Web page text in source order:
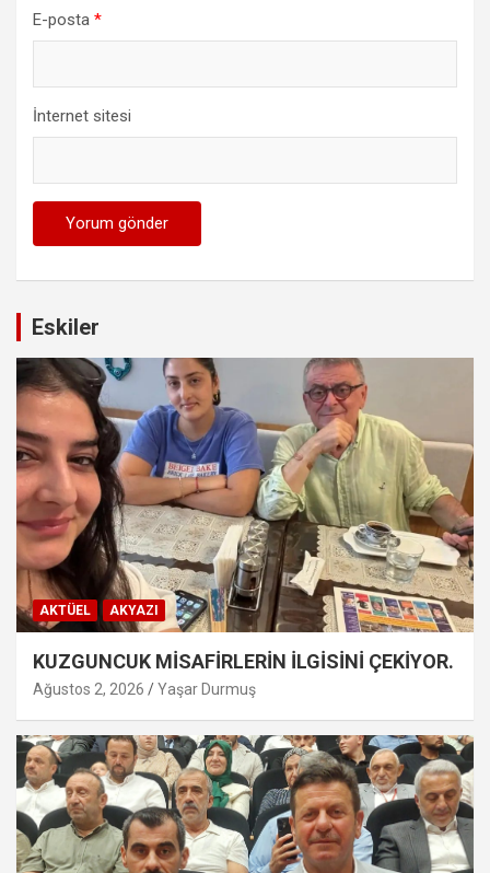
E-posta *
İnternet sitesi
Eskiler
AKTÜEL AKYAZI
KUZGUNCUK MİSAFİRLERİN İLGİSİNİ ÇEKİYOR.
Ağustos 2, 2026 Yaşar Durmuş